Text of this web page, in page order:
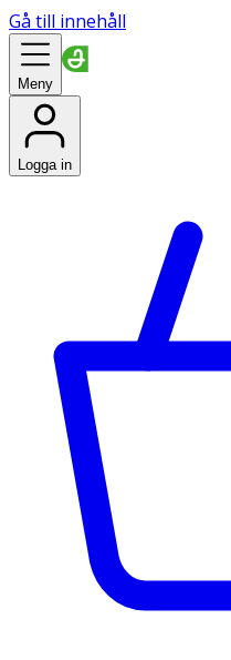
Gå till innehåll
Meny
Logga in